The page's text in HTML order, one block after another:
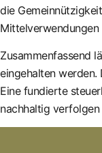
die
Zusammenfassend
eingehalten
Eine fundierte
nachhaltig